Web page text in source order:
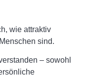
wie attraktiv
sind.
– sowohl